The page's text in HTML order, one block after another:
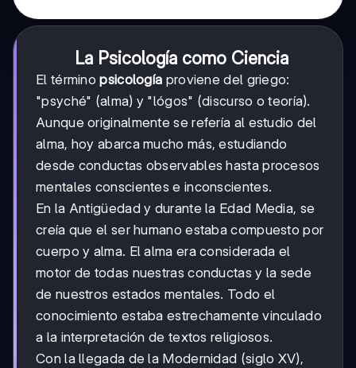
La Psicología como Ciencia
El términopsicología proviene del griego:
"psyché" (alma) y "lógos" (discurso o teoría).
Aunque originalmente se refería al estudio del
alma, hoy abarca mucho más, estudiando
desde conductas observables hasta procesos
mentales conscientes e inconscientes.
En la Antigüedad y durante la Edad Media, se
creía que el ser humano estaba compuesto por
cuerpo y alma. El alma era considerada el
motor de todas nuestras conductas y la sede
de nuestros estados mentales. Todo el
conocimiento estaba estrechamente vinculado
a la interpretación de textos religiosos.
Con la llegada de la Modernidad (siglo XV),